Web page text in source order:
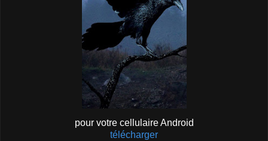
pour votre cellulaire Android
télécharger